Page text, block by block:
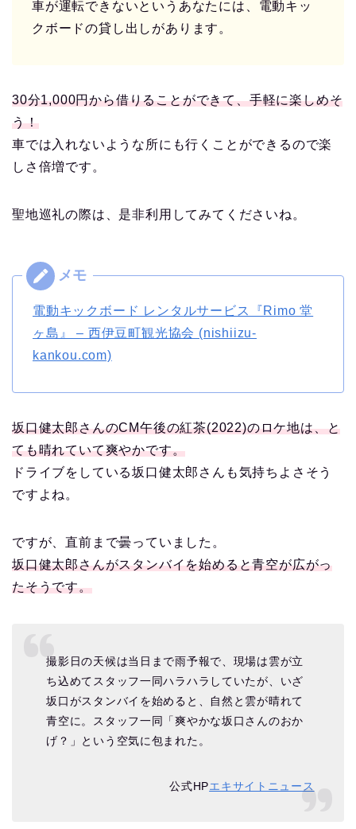
車が運転できないというあなたには、電動キッ
クボードの貸し出しがあります。
30分1,000円から借りることができて、手軽に楽しめそ
う！
車では入れないような所にも行くことができるので楽
しさ倍増です。
聖地巡礼の際は、是非利用してみてくださいね。
電動キックボード レンタルサービス『Rimo 堂
ヶ島』 – 西伊豆町観光協会 (nishiizu-
kankou.com)
坂口健太郎さんのCM午後の紅茶(2022)のロケ地は、と
ても晴れていて爽やかです。
ドライブをしている坂口健太郎さんも気持ちよさそう
ですよね。
ですが、直前まで曇っていました。
坂口健太郎さんがスタンバイを始めると青空が広がっ
たそうです。
撮影日の天候は当日まで雨予報で、現場は雲が立
ち込めてスタッフ一同ハラハラしていたが、いざ
坂口がスタンバイを始めると、自然と雲が晴れて
青空に。スタッフ一同「爽やかな坂口さんのおか
げ？」という空気に包まれた。
公式HPエキサイトニュース